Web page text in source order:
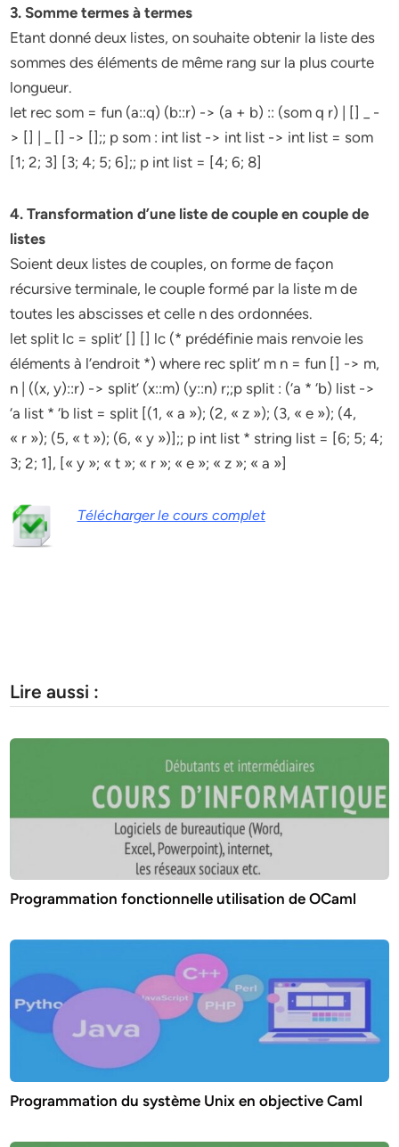
3. Somme termes à termes
Etant donné deux listes, on souhaite obtenir la liste des
sommes des éléments de même rang sur la plus courte
longueur.
let rec som = fun (a::q) (b::r) -> (a + b) :: (som q r) | [] _ -
> [] | _ [] -> [];; p som : int list -> int list -> int list = som
[1; 2; 3] [3; 4; 5; 6];; p int list = [4; 6; 8]
4. Transformation d’une liste de couple en couple de
listes
Soient deux listes de couples, on forme de façon
récursive terminale, le couple formé par la liste m de
toutes les abscisses et celle n des ordonnées.
let split lc = split’ [] [] lc (* prédéfinie mais renvoie les
éléments à l’endroit *) where rec split’ m n = fun [] -> m,
n | ((x, y)::r) -> split’ (x::m) (y::n) r;;p split : (‘a * ‘b) list ->
‘a list * ‘b list = split [(1, « a »); (2, « z »); (3, « e »); (4,
« r »); (5, « t »); (6, « y »)];; p int list * string list = [6; 5; 4;
3; 2; 1], [« y »; « t »; « r »; « e »; « z »; « a »]
Télécharger le cours complet
Lire aussi :
Programmation fonctionnelle utilisation de OCaml
Programmation du système Unix en objective Caml